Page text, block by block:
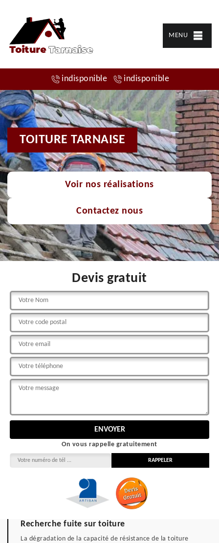
MENU
indisponible indisponible
TOITURE TARNAISE
Voir nos réalisations
Contactez nous
Devis gratuit
On vous rappelle gratuitement
Recherche fuite sur toiture
La dégradation de la capacité de résistance de la toiture